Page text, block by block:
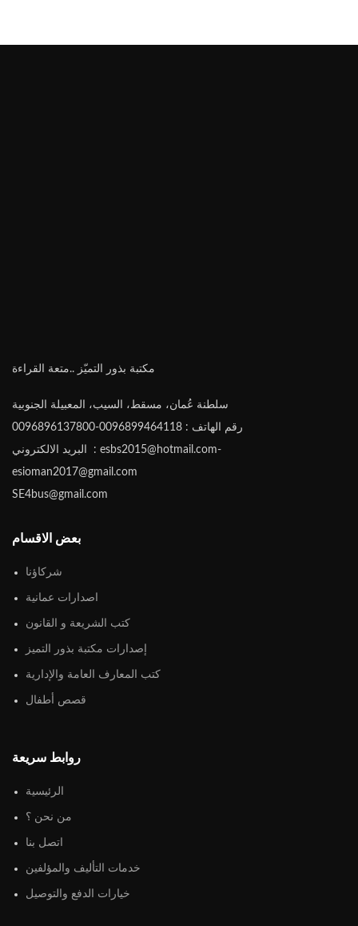
مكتبة بذور التميّز ..متعة القراءة
سلطنة عُمان، مسقط، السيب، المعبيلة الجنوبية
رقم الهاتف : 0096899464118-0096896137800
البريد الالكتروني : esbs2015@hotmail.com-
esioman2017@gmail.com
SE4bus@gmail.com
بعض الاقسام
شركاؤنا
اصدارات عمانية
كتب الشريعة و القانون
إصدارات مكتبة بذور التميز
كتب المعارف العامة والإدارية
قصص أطفال
روابط سريعة
الرئيسية
من نحن ؟
اتصل بنا
خدمات التأليف والمؤلفين
خيارات الدفع والتوصيل